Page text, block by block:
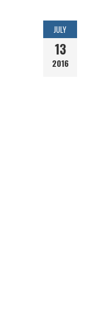
JULY
13
2016